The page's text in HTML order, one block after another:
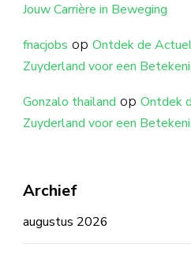
Jouw Carrière in Beweging
fnacjobs op Ontdek de
Zuyderland voor een
Gonzalo thailand op Ontdek
Zuyderland voor een
Archief
augustus 2026